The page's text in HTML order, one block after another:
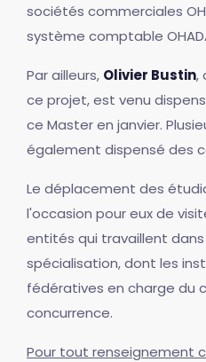
sociétés commerciales
système comptable
Par ailleurs, Olivier Bustin,
ce projet, est venu
ce Master en janvier.
également dispensé des
Le déplacement des
l'occasion pour eux de
entités qui travaillent
spécialisation, dont les
fédératives en charge du
concurrence.
Pour tout renseignement